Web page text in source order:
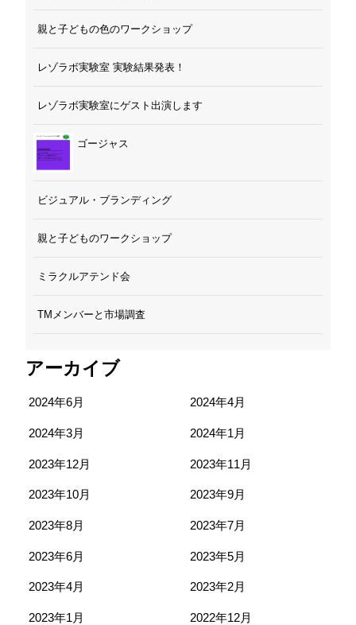
親と子どもの色のワークショップ
レゾラボ実験室 実験結果発表！
レゾラボ実験室にゲスト出演します
ゴージャス
ビジュアル・ブランディング
親と子どものワークショップ
ミラクルアテンド会
TMメンバーと市場調査
アーカイブ
2024年6月 2024年4月
2024年3月 2024年1月
2023年12月 2023年11月
2023年10月 2023年9月
2023年8月 2023年7月
2023年6月 2023年5月
2023年4月 2023年2月
2023年1月 2022年12月